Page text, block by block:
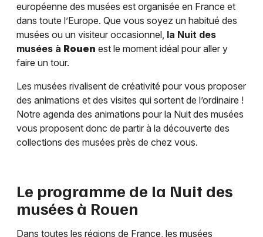
européenne des musées est organisée en France et
dans toute l’Europe. Que vous soyez un habitué des
musées ou un visiteur occasionnel, la Nuit des
musées à Rouen est le moment idéal pour aller y
faire un tour.
Les musées rivalisent de créativité pour vous proposer
des animations et des visites qui sortent de l’ordinaire !
Notre agenda des animations pour la Nuit des musées
vous proposent donc de partir à la découverte des
collections des musées près de chez vous.
Le programme de la Nuit des
musées à Rouen
Dans toutes les régions de France, les musées